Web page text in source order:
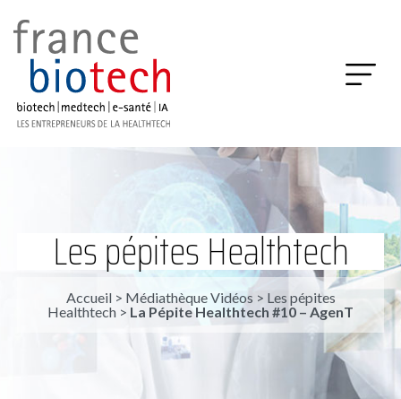
Les pépites Healthtech
Accueil> Médiathèque Vidéos > Les pépites
Healthtech > La Pépite Healthtech #10 – AgenT